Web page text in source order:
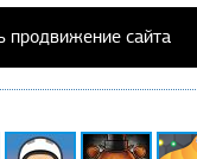
продвижение сайта